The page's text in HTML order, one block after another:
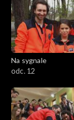
Na sygnale
odc. 12